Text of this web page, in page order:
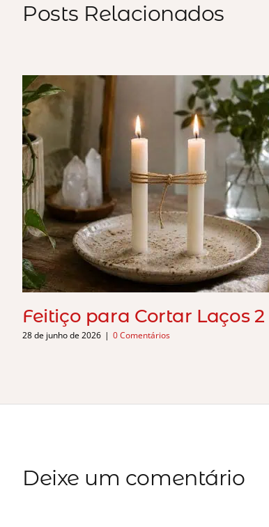
Posts Relacionados
Feitiço para Cortar Laços 2
28 de junho de 2026 | 0 Comentários
Deixe um comentário